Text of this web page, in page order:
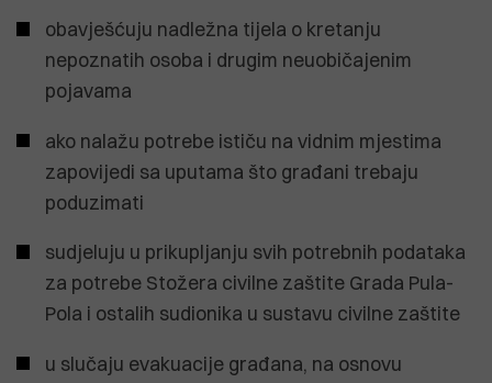
obavješćuju nadležna tijela o kretanju
nepoznatih osoba i drugim neuobičajenim
pojavama
ako nalažu potrebe ističu na vidnim mjestima
zapovijedi sa uputama što građani trebaju
poduzimati
sudjeluju u prikupljanju svih potrebnih podataka
za potrebe Stožera civilne zaštite Grada Pula-
Pola i ostalih sudionika u sustavu civilne zaštite
u slučaju evakuacije građana, na osnovu